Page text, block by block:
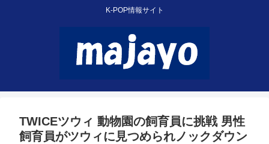
K-POP情報サイト
TWICEツウィ 動物園の飼育員に挑戦 男性
飼育員がツウィに見つめられノックダウン